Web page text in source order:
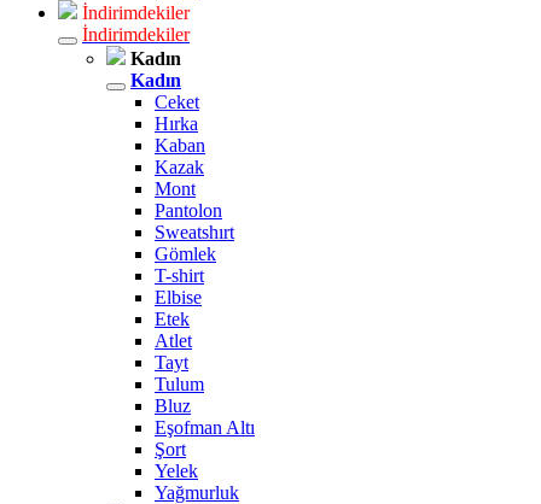
İndirimdekiler
İndirimdekiler
Kadın
Kadın
Ceket
Hırka
Kaban
Kazak
Mont
Pantolon
Sweatshırt
Gömlek
T-shirt
Elbise
Etek
Atlet
Tayt
Tulum
Bluz
Eşofman Altı
Şort
Yelek
Yağmurluk